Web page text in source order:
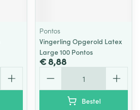
Pontos
Vingerling Opgerold Latex
Large 100 Pontos
€ 8,88
Bestel